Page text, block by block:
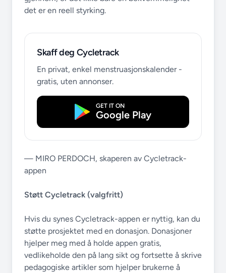
det er en reell styrking.
Skaff deg Cycletrack
En privat, enkel menstruasjonskalender -
gratis, uten annonser.
GET IT ON
Google Play
— MIRO PERDOCH, skaperen av Cycletrack-
appen
Støtt Cycletrack (valgfritt)
Hvis du synes Cycletrack-appen er nyttig, kan du
støtte prosjektet med en donasjon. Donasjoner
hjelper meg med å holde appen gratis,
vedlikeholde den på lang sikt og fortsette å skrive
pedagogiske artikler som hjelper brukerne å